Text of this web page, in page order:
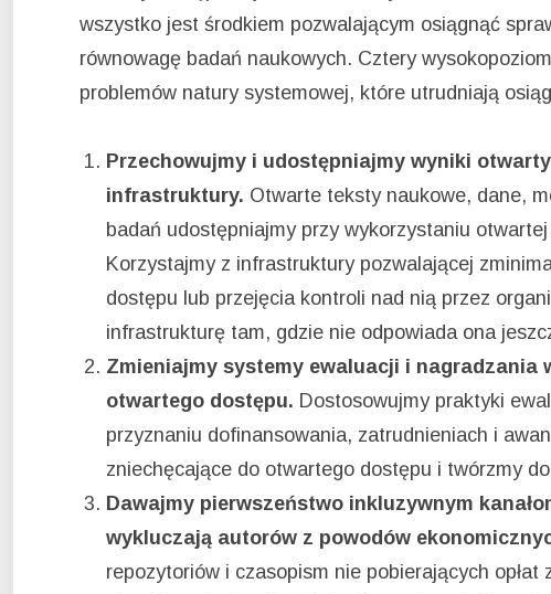
wszystko jest środkiem pozwalającym osiągnąć
równowagę badań naukowych. Cztery
problemów natury systemowej, które utrudniają
Przechowujmy i udostępniajmy wyniki
infrastruktury. Otwarte teksty naukowe, dane,
badań udostępniajmy przy wykorzystaniu
Korzystajmy z infrastruktury pozwalającej
dostępu lub przejęcia kontroli nad nią przez
infrastrukturę tam, gdzie nie odpowiada ona
Zmieniajmy systemy ewaluacji i nagradzania
otwartego dostępu. Dostosowujmy praktyki
przyznaniu dofinansowania, zatrudnieniach i
zniechęcające do otwartego dostępu i twórzmy
Dawajmy pierwszeństwo inkluzywnym
wykluczają autorów z powodów
repozytoriów i czasopism nie pobierających opłat